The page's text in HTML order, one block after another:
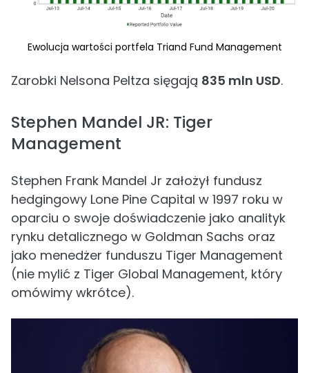
Ewolucja wartości portfela Triand Fund Management
Zarobki Nelsona Peltza sięgają 835 mln USD.
Stephen Mandel JR: Tiger
Management
Stephen Frank Mandel Jr założył fundusz
hedgingowy Lone Pine Capital w 1997 roku w
oparciu o swoje doświadczenie jako analityk
rynku detalicznego w Goldman Sachs oraz
jako menedżer funduszu Tiger Management
(nie mylić z Tiger Global Management, który
omówimy wkrótce).